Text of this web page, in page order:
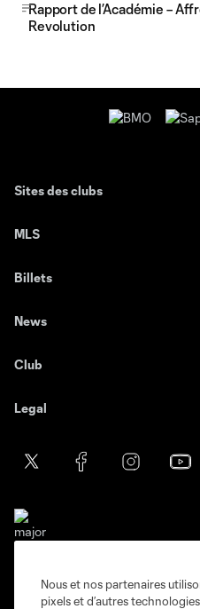
Rapport de l’Académie –
Revolution
Sites des clubs
MLS
Billets
News
Club
Legal
Conditions d'utilisation
Politique
Nous et nos partenaires
pixels et d’autres